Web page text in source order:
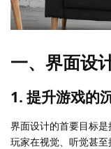
一、界面设
1. 提升游戏的
界面设计的首要目标
玩家在视觉、听觉甚